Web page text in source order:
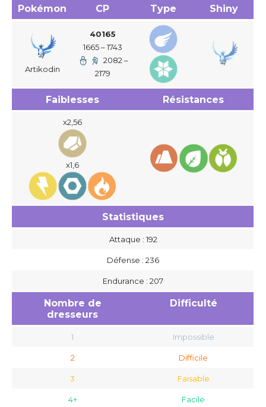
Pokémon CP Type Shiny
Artikodin
40165
1665 – 1743
2082 –
2179
Faiblesses Résistances
x2,56
x1,6
Statistiques
Attaque : 192
Défense : 236
Endurance : 207
Nombre de
dresseurs
Difficulté
1 Impossible
2 Difficile
3 Faisable
4+ Facile